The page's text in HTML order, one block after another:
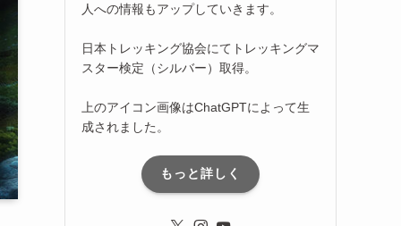
人への情報もアップしていきます。
日本トレッキング協会にてトレッキングマ
スター検定（シルバー）取得。
上のアイコン画像はChatGPTによって生
成されました。
もっと詳しく